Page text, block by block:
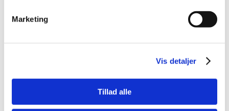
Marketing
Vis detaljer
Tillad alle
49800019